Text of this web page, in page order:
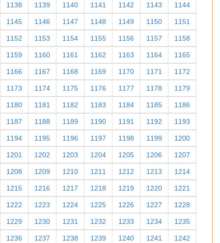
1138 1139 1140 1141 1142 1143 1144
1145 1146 1147 1148 1149 1150 1151
1152 1153 1154 1155 1156 1157 1158
1159 1160 1161 1162 1163 1164 1165
1166 1167 1168 1169 1170 1171 1172
1173 1174 1175 1176 1177 1178 1179
1180 1181 1182 1183 1184 1185 1186
1187 1188 1189 1190 1191 1192 1193
1194 1195 1196 1197 1198 1199 1200
1201 1202 1203 1204 1205 1206 1207
1208 1209 1210 1211 1212 1213 1214
1215 1216 1217 1218 1219 1220 1221
1222 1223 1224 1225 1226 1227 1228
1229 1230 1231 1232 1233 1234 1235
1236 1237 1238 1239 1240 1241 1242